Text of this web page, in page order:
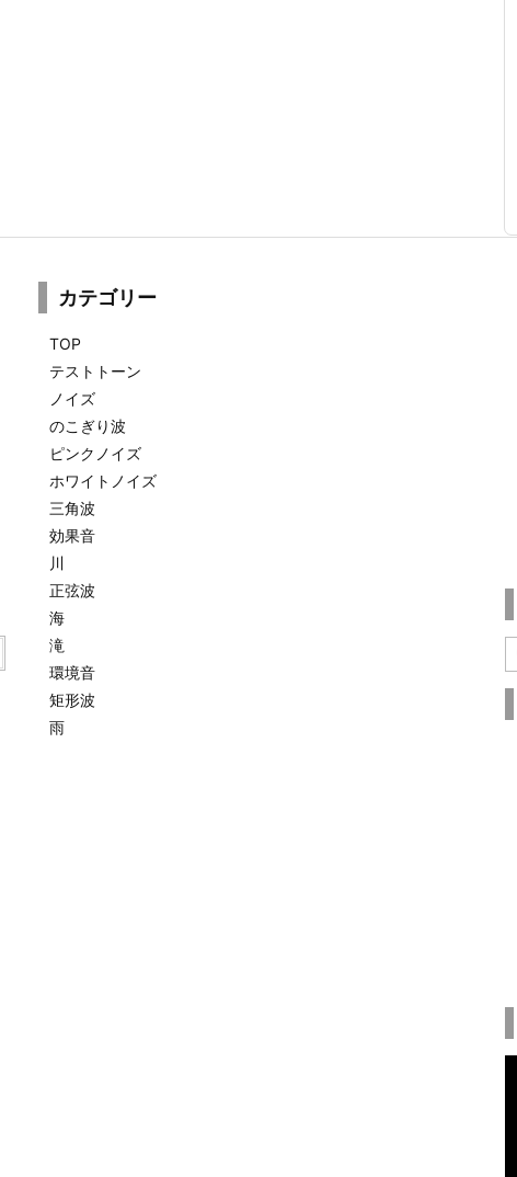
カテゴリー
TOP
テストトーン
ノイズ
のこぎり波
ピンクノイズ
ホワイトノイズ
三角波
効果音
川
正弦波
海
滝
環境音
矩形波
雨